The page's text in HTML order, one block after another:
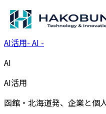
AI活用- AI -
AI
AI活用
函館・北海道発、企業と個